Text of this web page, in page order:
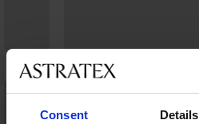
Consent Details